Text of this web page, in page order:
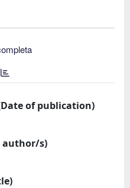
of publication)
author/s)